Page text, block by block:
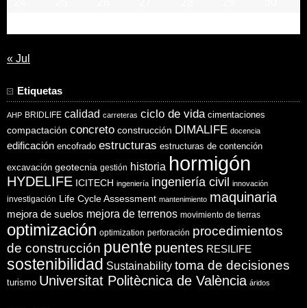
« Jul
Etiquetas
AHP BRIDLIFE calidad carreteras ciclo de vida cimentaciones
compactación concreto construcción DIMALIFE docencia
edificación encofrado estructuras estructuras de contención
excavación geotecnia gestión historia hormigón
HYDELIFE ICITECH ingeniería ingeniería civil innovación
investigación Life Cycle Assessment mantenimiento maquinaria
mejora de suelos mejora de terrenos movimiento de tierras
optimización optimization perforación procedimientos
de construcción puente puentes RESILIFE
sostenibilidad Sustainability toma de decisiones
turismo Universitat Politècnica de València áridos